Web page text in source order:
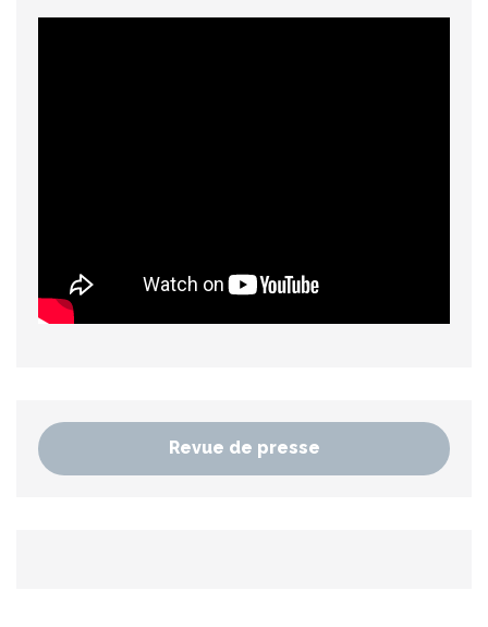
Revue de presse